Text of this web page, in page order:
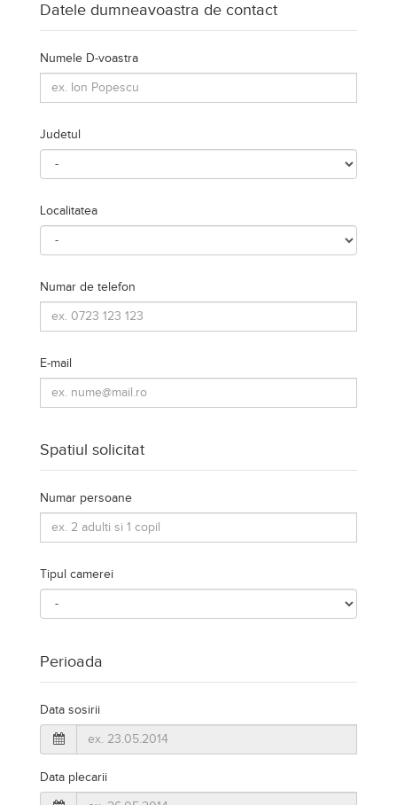
Datele dumneavoastra de contact
Numele D-voastra
Judetul
Localitatea
Numar de telefon
E-mail
Spatiul solicitat
Numar persoane
Tipul camerei
Perioada
Data sosirii
Data plecarii